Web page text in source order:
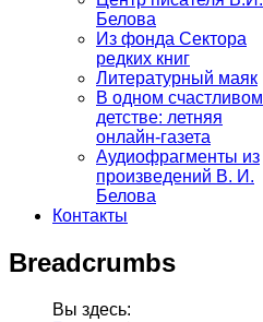
Белова
Из фонда Сектора
редких книг
Литературный маяк
В одном счастливом
детстве: летняя
онлайн-газета
Аудиофрагменты из
произведений В. И.
Белова
Контакты
Breadcrumbs
Вы здесь: